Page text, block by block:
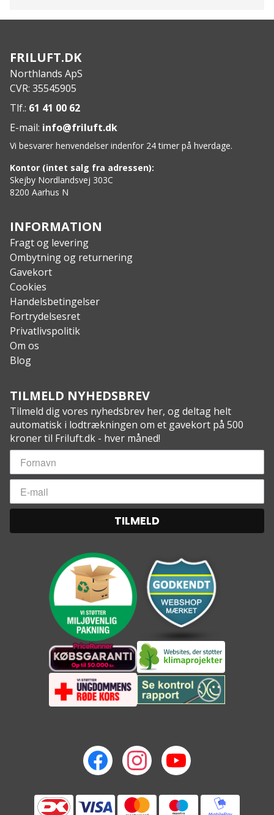
Plain edge blade
Mellem flad driver
Crosshead driver
Flaskeåbner
Pincet
Begrænset livstidsgaranti
Specs:
Mål: 6,9cm (lukket), 11cm (åben)
Vægt: 65g
Materiale: Rustfrit stål
FRILUFT.DK
Northlands ApS
CVR: 35545905
Tlf.: 61 41 00 62
E-mail: info@friluft.dk
Vi besvarer henvendelser indenfor 24 timer på hverdage.
Kontor (intet salg fra adressen):
Skejby Nordlandsvej 303C
8200 Aarhus N
INFORMATION
Fragt og levering
Ombytning og returnering
Gavekort
Cookies
Handelsbetingelser
Fortrydelsesret
Privatlivspolitik
Om os
Blog
TILMELD NYHEDSBREV
Tilmeld dig vores nyhedsbrev her, og deltag helt
automatisk i lodtrækningen om et gavekort på 500
kroner til Friluft.dk - hver måned!
TILMELD